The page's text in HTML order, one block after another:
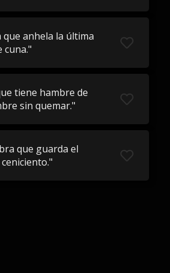
anhela la última
cuna."
tiene hambre de
sin quemar."
que guarda el